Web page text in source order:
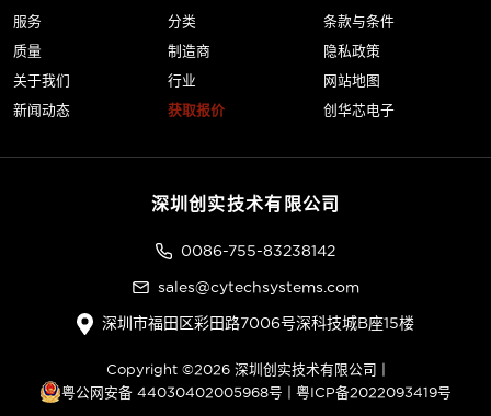
服务
质量
关于我们
新闻动态
分类
制造商
行业
获取报价
条款与条件
隐私政策
网站地图
创华芯电子
深圳创实技术有限公司
0086-755-83238142
sales@cytechsystems.com
深圳市福田区彩田路7006号深科技城B座15楼
Copyright ©2026 深圳创实技术有限公司 |
粤公网安备 44030402005968号
粤ICP备2022093419号